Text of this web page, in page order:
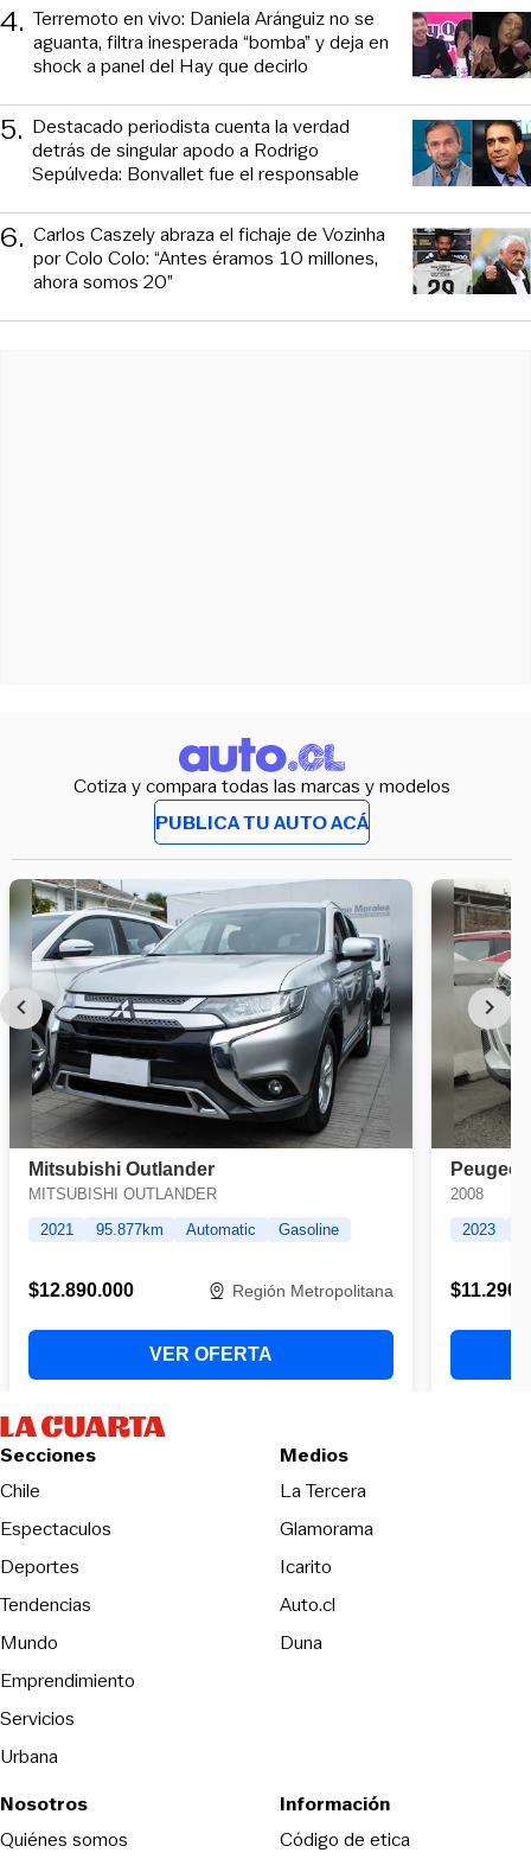
4. Terremoto en vivo: Daniela Aránguiz no se
aguanta, filtra inesperada “bomba” y deja en
shock a panel del Hay que decirlo
5. Destacado periodista cuenta la verdad
detrás de singular apodo a Rodrigo
Sepúlveda: Bonvallet fue el responsable
6. Carlos Caszely abraza el fichaje de Vozinha
por Colo Colo: “Antes éramos 10 millones,
ahora somos 20”
Cotiza y compara todas las marcas y modelos
PUBLICA TU AUTO ACÁ
Secciones
Chile
Espectaculos
Deportes
Tendencias
Mundo
Emprendimiento
Servicios
Urbana
Medios
La Tercera
Glamorama
Icarito
Auto.cl
Duna
Nosotros
Quiénes somos
Información
Código de etica